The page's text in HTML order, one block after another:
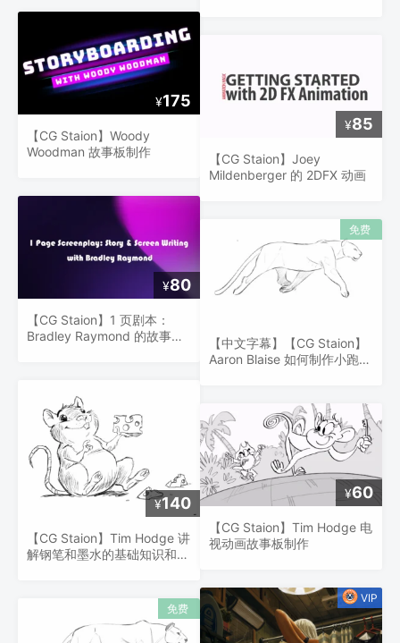
¥175
【CG Staion】Woody
Woodman 故事板制作
¥80
【CG Staion】1 页剧本：
Bradley Raymond 的故事和
¥140
【CG Staion】Tim Hodge 讲
解钢笔和墨水的基础知识和技
¥85
【CG Staion】Joey
Mildenberger 的 2DFX 动画
【中文字幕】【CG Staion】
Aaron Blaise 如何制作小跑动
¥60
【CG Staion】Tim Hodge 电
视动画故事板制作